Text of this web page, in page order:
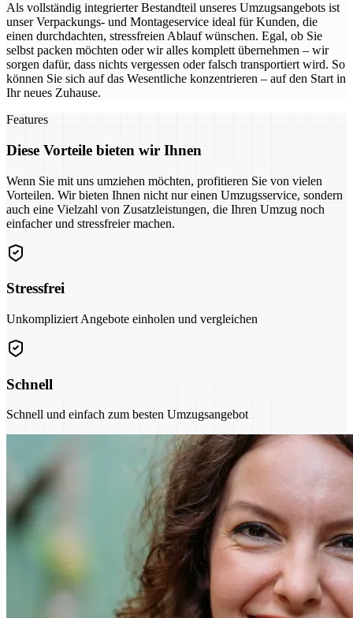
Als vollständig integrierter Bestandteil unseres Umzugsangebots ist
unser Verpackungs- und Montageservice ideal für Kunden, die
einen durchdachten, stressfreien Ablauf wünschen. Egal, ob Sie
selbst packen möchten oder wir alles komplett übernehmen – wir
sorgen dafür, dass nichts vergessen oder falsch transportiert wird. So
können Sie sich auf das Wesentliche konzentrieren – auf den Start in
Ihr neues Zuhause.
Features
Diese Vorteile bieten wir Ihnen
Wenn Sie mit uns umziehen möchten, profitieren Sie von vielen
Vorteilen. Wir bieten Ihnen nicht nur einen Umzugsservice, sondern
auch eine Vielzahl von Zusatzleistungen, die Ihren Umzug noch
einfacher und stressfreier machen.
Stressfrei
Unkompliziert Angebote einholen und vergleichen
Schnell
Schnell und einfach zum besten Umzugsangebot